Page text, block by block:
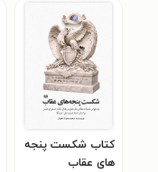
کتاب شکست پنجه
های عقاب